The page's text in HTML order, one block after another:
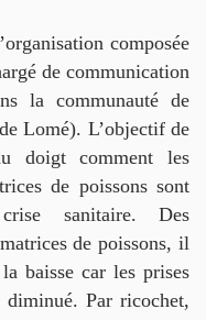
composée
de communication
la communauté de
Lomé). L’objectif de
doigt comment les
de poissons sont
sanitaire. Des
de poissons, il
baisse car les prises
Par ricochet,